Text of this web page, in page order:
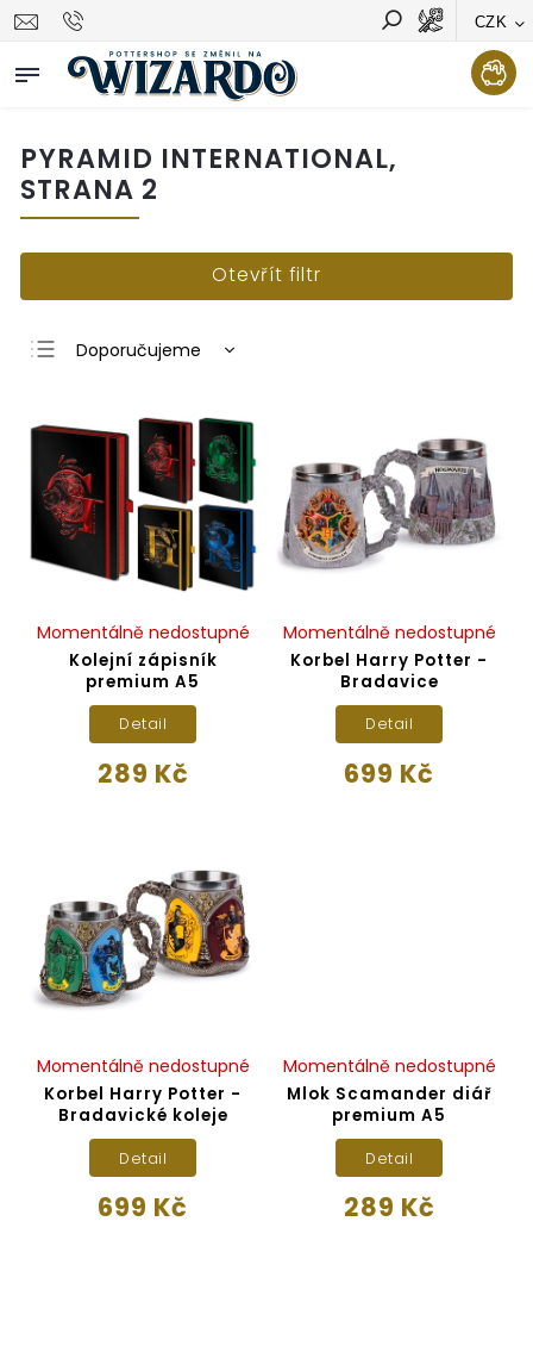
CZK
Vyhledávání Hledat
PYRAMID INTERNATIONAL,
STRANA 2
Otevřít filtr
Doporučujeme
Nejdražší
Nejprodávanější
Abecedně
Kolejní zápisník
premium A5
Momentálně nedostupné
289 Kč
Detail
Korbel Harry Potter -
Bradavice
Momentálně nedostupné
699 Kč
Detail
Korbel Harry Potter -
Bradavické koleje
Momentálně nedostupné
699 Kč
Detail
Mlok Scamander diář
premium A5
Momentálně nedostupné
289 Kč
Detail